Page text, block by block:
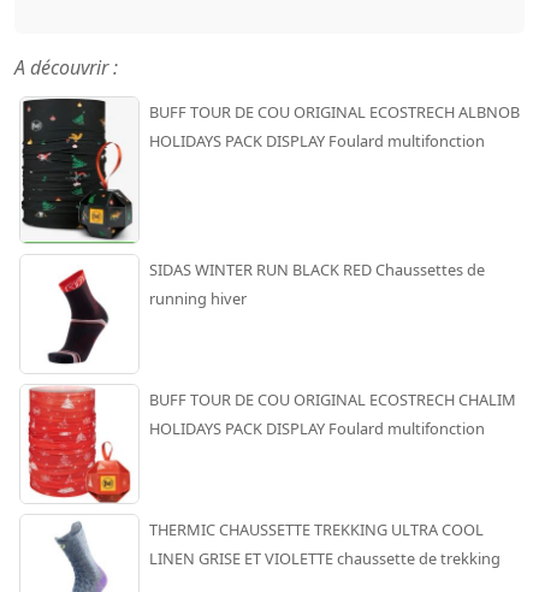
A découvrir :
BUFF TOUR DE COU ORIGINAL ECOSTRECH ALBNOB
HOLIDAYS PACK DISPLAY Foulard multifonction
SIDAS WINTER RUN BLACK RED Chaussettes de
running hiver
BUFF TOUR DE COU ORIGINAL ECOSTRECH CHALIM
HOLIDAYS PACK DISPLAY Foulard multifonction
THERMIC CHAUSSETTE TREKKING ULTRA COOL
LINEN GRISE ET VIOLETTE chaussette de trekking